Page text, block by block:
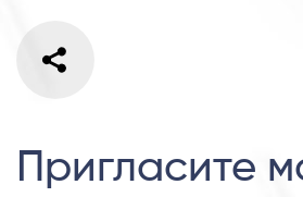
Пригласите